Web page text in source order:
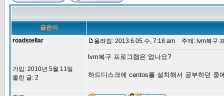
글쓴이
roadstellar
가입: 2010년 5월 11일
올린 글: 2
올려짐: 2013.6.05 수, 7:18 am 주제: lvm복구
lvm복구 프로그램은 없나요?
하드디스크에 centos를 설치해서 공부하던 중